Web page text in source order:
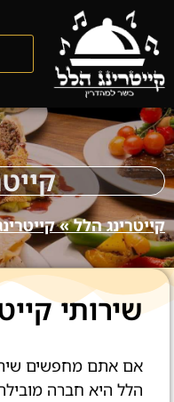
קייטרינג הלל»
שירותי
אם אתם מחפשים
הלל היא חברה